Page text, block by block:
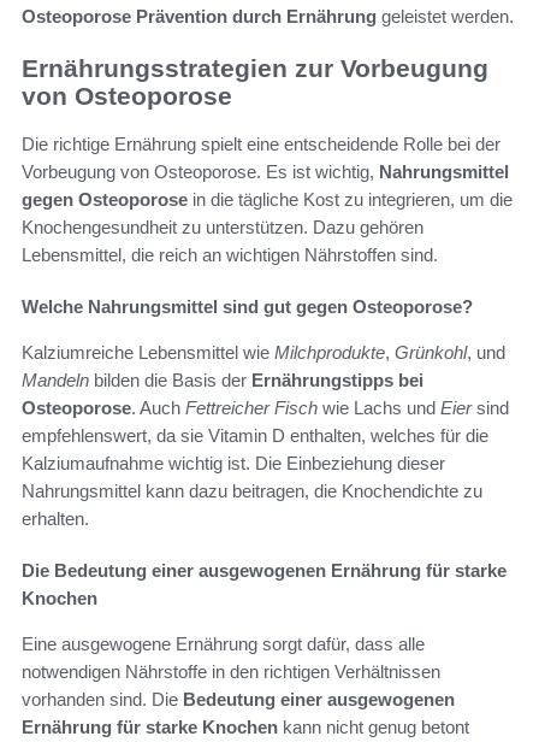
Osteoporose Prävention durch Ernährung geleistet werden.
Ernährungsstrategien zur Vorbeugung
von Osteoporose
Die richtige Ernährung spielt eine entscheidende Rolle bei der
Vorbeugung von Osteoporose. Es ist wichtig, Nahrungsmittel
gegen Osteoporose in die tägliche Kost zu integrieren, um die
Knochengesundheit zu unterstützen. Dazu gehören
Lebensmittel, die reich an wichtigen Nährstoffen sind.
Welche Nahrungsmittel sind gut gegen Osteoporose?
Kalziumreiche Lebensmittel wie Milchprodukte, Grünkohl, und
Mandeln bilden die Basis der Ernährungstipps bei
Osteoporose. Auch Fettreicher Fisch wie Lachs und Eiersind
empfehlenswert, da sie Vitamin D enthalten, welches für die
Kalziumaufnahme wichtig ist. Die Einbeziehung dieser
Nahrungsmittel kann dazu beitragen, die Knochendichte zu
erhalten.
Die Bedeutung einer ausgewogenen Ernährung für starke
Knochen
Eine ausgewogene Ernährung sorgt dafür, dass alle
notwendigen Nährstoffe in den richtigen Verhältnissen
vorhanden sind. Die Bedeutung einer ausgewogenen
Ernährung für starke Knochen kann nicht genug betont